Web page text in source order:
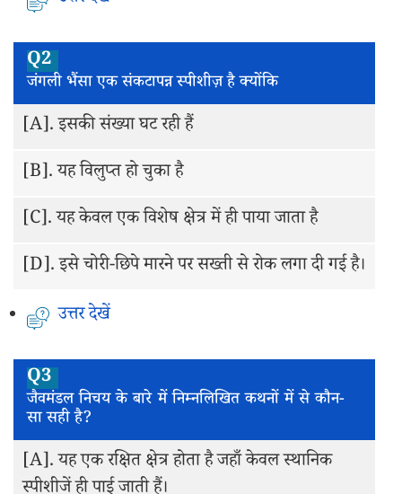
Q2
जंगली भैंसा एक संकटापन्न स्पीशीज़ है क्योंकि
[A].इसकी संख्या घट रही हैं
[B].यह विलुप्त हो चुका है
[C].यह केवल एक विशेष क्षेत्र में ही पाया जाता है
[D].इसे चोरी-छिपे मारने पर सख्ती से रोक लगा दी गई है।
उत्तर देखें
Q3
जैवमंडल निचय के बारे में निम्नलिखित कथनों में से कौन-
सा सही है?
[A].यह एक रक्षित क्षेत्र होता है जहाँ केवल स्थानिक